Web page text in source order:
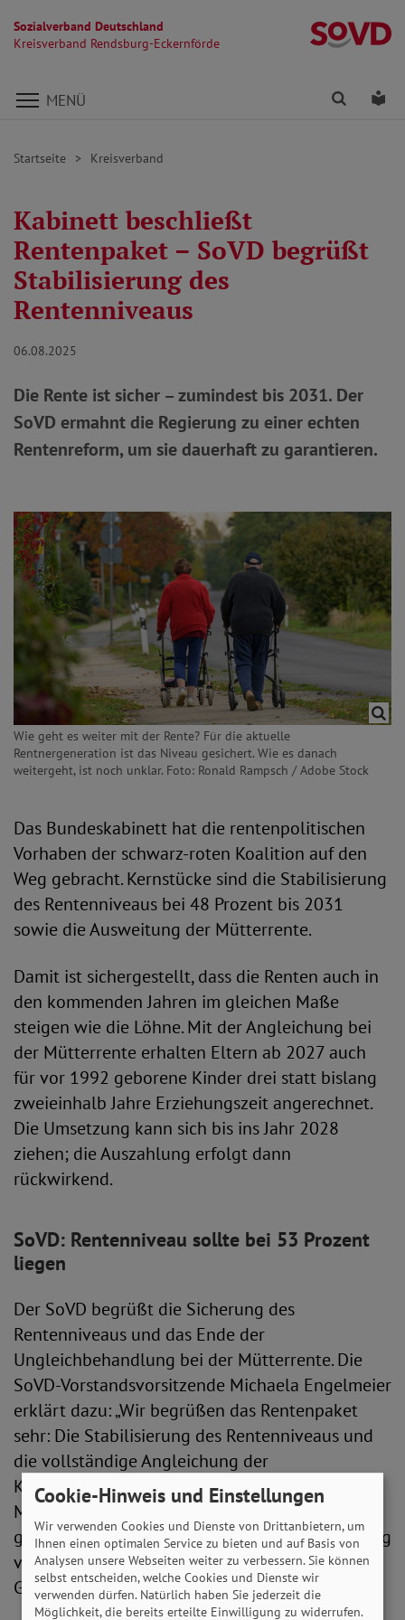
Sozialverband Deutschland
Kreisverband Rendsburg-Eckernförde
Direkt zu den Inhalten springen
MENÜ Finden
Startseite Kreisverband
Kabinett beschließt
Rentenpaket – SoVD begrüßt
Stabilisierung des
Rentenniveaus
06.08.2025
Die Rente ist sicher – zumindest bis 2031. Der
SoVD ermahnt die Regierung zu einer echten
Rentenreform, um sie dauerhaft zu garantieren.
Wie geht es weiter mit der Rente? Für die aktuelle
Rentnergeneration ist das Niveau gesichert. Wie es danach
weitergeht, ist noch unklar. Foto: Ronald Rampsch / Adobe Stock
Das Bundeskabinett hat die rentenpolitischen
Vorhaben der schwarz-roten Koalition auf den
Weg gebracht. Kernstücke sind die Stabilisierung
des Rentenniveaus bei 48 Prozent bis 2031
sowie die Ausweitung der Mütterrente.
Damit ist sichergestellt, dass die Renten auch in
den kommenden Jahren im gleichen Maße
steigen wie die Löhne. Mit der Angleichung bei
der Mütterrente erhalten Eltern ab 2027 auch
für vor 1992 geborene Kinder drei statt bislang
zweieinhalb Jahre Erziehungszeit angerechnet.
Die Umsetzung kann sich bis ins Jahr 2028
ziehen; die Auszahlung erfolgt dann
rückwirkend.
SoVD: Rentenniveau sollte bei 53 Prozent
liegen
Der SoVD begrüßt die Sicherung des
Rentenniveaus und das Ende der
Ungleichbehandlung bei der Mütterrente. Die
SoVD-Vorstandsvorsitzende Michaela Engelmeier
erklärt dazu: „Wir begrüßen das Rentenpaket
sehr: Die Stabilisierung des Rentenniveaus und
die vollständige Angleichung der
Kindererziehungszeiten sind wichtige
Maßnahmen zur Stärkung des Vertrauens in die
gesetzliche Rentenversicherung, zur Honorierung
von Lebensleistung und aus Gründen der
Gerechtigkeit.“
Cookie-Hinweis und Einstellungen
Wir verwenden Cookies und Dienste von Drittanbietern, um
Ihnen einen optimalen Service zu bieten und auf Basis von
Analysen unsere Webseiten weiter zu verbessern. Sie können
selbst entscheiden, welche Cookies und Dienste wir
verwenden dürfen. Natürlich haben Sie jederzeit die
Möglichkeit, die bereits erteilte Einwilligung zu widerrufen.